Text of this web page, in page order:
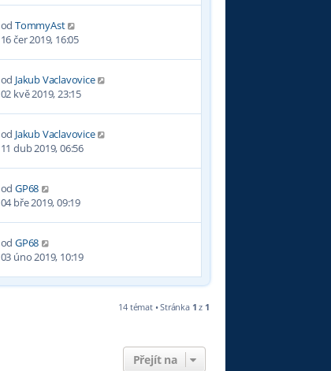
od TommyAst
16 čer 2019, 16:05
od Jakub Vaclavovice
02 kvě 2019, 23:15
od Jakub Vaclavovice
11 dub 2019, 06:56
od GP68
04 bře 2019, 09:19
od GP68
03 úno 2019, 10:19
14 témat • Stránka 1 z 1
Přejít na